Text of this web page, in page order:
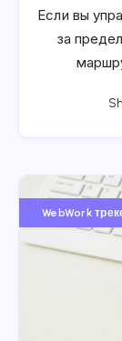
Если вы
за
WebWork